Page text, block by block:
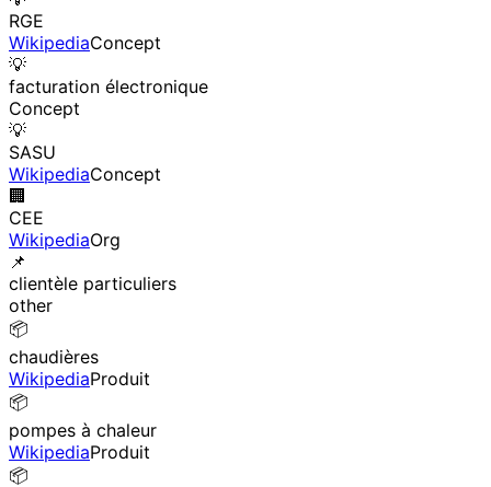
RGE
WikipediaConcept
💡
facturation électronique
Concept
💡
SASU
WikipediaConcept
🏢
CEE
WikipediaOrg
📌
clientèle particuliers
other
📦
chaudières
WikipediaProduit
📦
pompes à chaleur
WikipediaProduit
📦